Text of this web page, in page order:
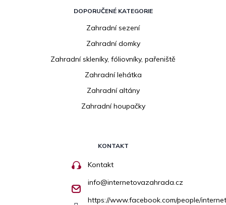
DOPORUČENÉ KATEGORIE
Zahradní sezení
Zahradní domky
Zahradní skleníky, fóliovníky, pařeniště
Zahradní lehátka
Zahradní altány
Zahradní houpačky
KONTAKT
Kontakt
info@internetovazahrada.cz
https://www.facebook.com/people/